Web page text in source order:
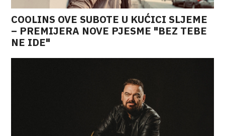
COOLINS OVE SUBOTE U KUĆICI SLJEME
– PREMIJERA NOVE PJESME "BEZ TEBE
NE IDE"